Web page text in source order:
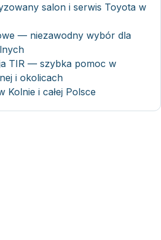
salon i serwis Toyota w
— niezawodny wybór dla
TIR — szybka pomoc w
i okolicach
i całej Polsce